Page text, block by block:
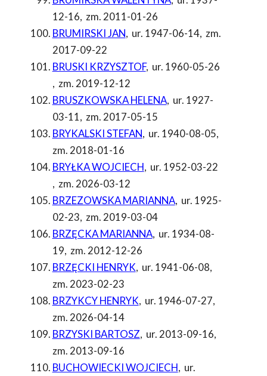
12-16, zm. 2011-01-26
BRUMIRSKI JAN, ur. 1947-06-14, zm.
2017-09-22
BRUSKI KRZYSZTOF, ur. 1960-05-26
, zm. 2019-12-12
BRUSZKOWSKA HELENA, ur. 1927-
03-11, zm. 2017-05-15
BRYKALSKI STEFAN, ur. 1940-08-05,
zm. 2018-01-16
BRYŁKA WOJCIECH, ur. 1952-03-22
, zm. 2026-03-12
BRZEZOWSKA MARIANNA, ur. 1925-
02-23, zm. 2019-03-04
BRZĘCKA MARIANNA, ur. 1934-08-
19, zm. 2012-12-26
BRZĘCKI HENRYK, ur. 1941-06-08,
zm. 2023-02-23
BRZYKCY HENRYK, ur. 1946-07-27,
zm. 2026-04-14
BRZYSKI BARTOSZ, ur. 2013-09-16,
zm. 2013-09-16
BUCHOWIECKI WOJCIECH, ur.